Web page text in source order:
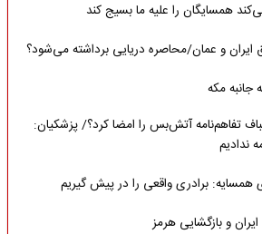
همسایگان را علیه ما بسیج کند
ایران و عمان/محاصره دریایی برداشته می‌شود؟
جانبه مکه
تفاهم‌نامه آتش‌بس را امضا کرد؟/ پزشکیان:
ندادیم
همسایه: برادری واقعی را در پیش گیریم
و بازگشایی هرمز